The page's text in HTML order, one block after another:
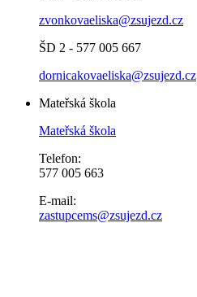
zvonkovaeliska@zsujezd.cz
ŠD 2 - 577 005 667
dornicakovaeliska@zsujezd.cz
Mateřská škola
Mateřská škola
Telefon:
577 005 663
E-mail:
zastupcems@zsujezd.cz